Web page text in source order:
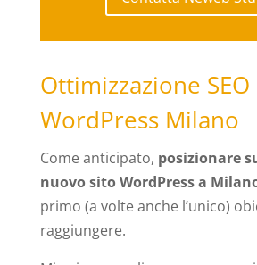
Ottimizzazione
WordPress Milano
Come anticipato, posizionare
nuovo sito WordPress a
primo (a volte anche l’unico)
raggiungere.